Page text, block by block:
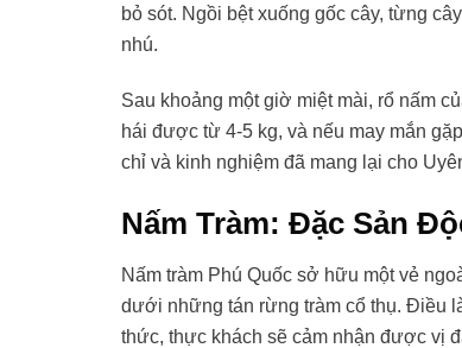
bỏ sót. Ngồi bệt xuống gốc cây, từng
nhú.
Sau khoảng một giờ miệt mài, rổ nấm
hái được từ 4-5 kg, và nếu may mắn
chỉ và kinh nghiệm đã mang lại cho
Nấm Tràm: Đặc Sản
Nấm tràm Phú Quốc sở hữu một vẻ
dưới những tán rừng tràm cổ thụ. Điều
thức, thực khách sẽ cảm nhận được vị